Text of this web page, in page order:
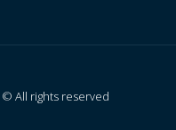
© All rights reserved